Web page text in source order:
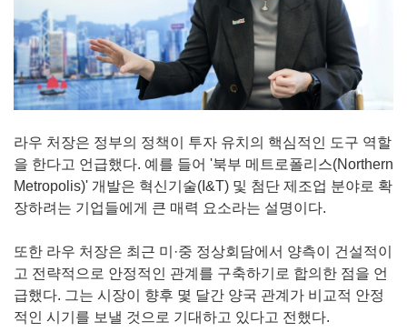
라우 처장은 정부의 정책이 투자 유치의 핵심적인 도구 역할
을 한다고 언급했다. 예를 들어 '북부 메트로폴리스(Northern
Metropolis)' 개발은 혁신기술(I&T) 및 첨단 제조업 분야로 확
장하려는 기업들에게 큰 매력 요소라는 설명이다.
또한 라우 처장은 최근 미·중 정상회담에서 양측이 건설적이
고 전략적으로 안정적인 관계를 구축하기로 합의한 점을 언
급했다. 그는 시장이 향후 몇 달간 양국 관계가 비교적 안정
적인 시기를 보낼 것으로 기대하고 있다고 전했다.